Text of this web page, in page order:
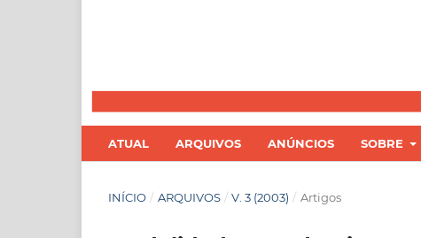
ATUAL ARQUIVOS ANÚNCIOS SOBRE
INÍCIO / ARQUIVOS / V. 3 (2003) / Artigos